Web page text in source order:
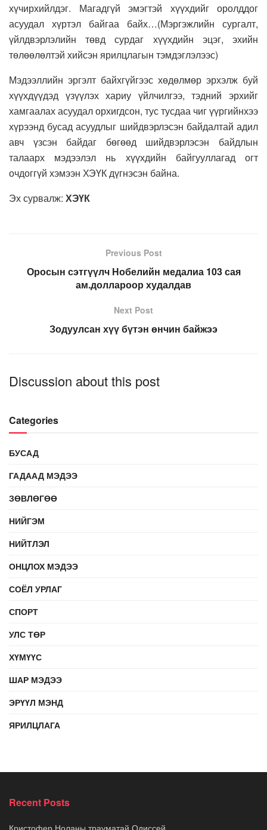
хүчирхийлдэг. Магадгүй эмэгтэй хүүхдийг оролддог
асуудал хүртэл байгаа байх…(Мэргэжлийн сургалт,
үйлдвэрлэлийн төвд сурдаг хүүхдийн эцэг, эхийн
төлөөлөлтэй хийсэн ярилцлагын тэмдэглэлээс)
Мэдээллийн эргэлт байхгүйгээс хөдөлмөр эрхэлж буй
хүүхдүүдэд үзүүлэх хариу үйлчилгээ, тэдний эрхийг
хамгаалах асуудал орхигдсон, тус тусдаа чиг үүргийнхээ
хүрээнд бусад асуудлыг шийдвэрлэсэн байдалтай адил
авч үзсэн байдаг бөгөөд шийдвэрлэсэн байдлын
талаарх мэдээлэл нь хүүхдийн байгууллагад огт
очдоггүй хэмээн ХЭҮК дүгнэсэн байна.
Эх сурвалж: ХЭҮК
Previous Post
Оросын сэтгүүлч Нобелийн медалиа 103 сая
ам.доллароор худалдав
Next Post
Зодуулсан хүү бүтэн өнчин байжээ
Discussion about this post
Categories
БУСАД
ГАДААД МЭДЭЭ
ЗӨВЛӨГӨӨ
НИЙГЭМ
НИЙТЛЭЛ
ОНЦЛОХ МЭДЭЭ
СОЁЛ УРЛАГ
СПОРТ
УЛС ТӨР
ХҮМҮҮС
ШАР МЭДЭЭ
ЭРҮҮЛ МЭНД
ЯРИЛЦЛАГА
Recent Posts
Кристофер Ноланы трауматай Одиссей